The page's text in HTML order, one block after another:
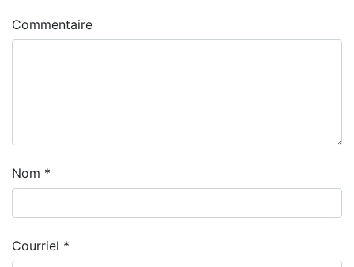
Commentaire
Nom *
Courriel *